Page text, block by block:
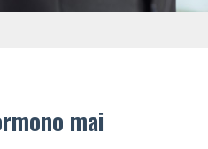
mai